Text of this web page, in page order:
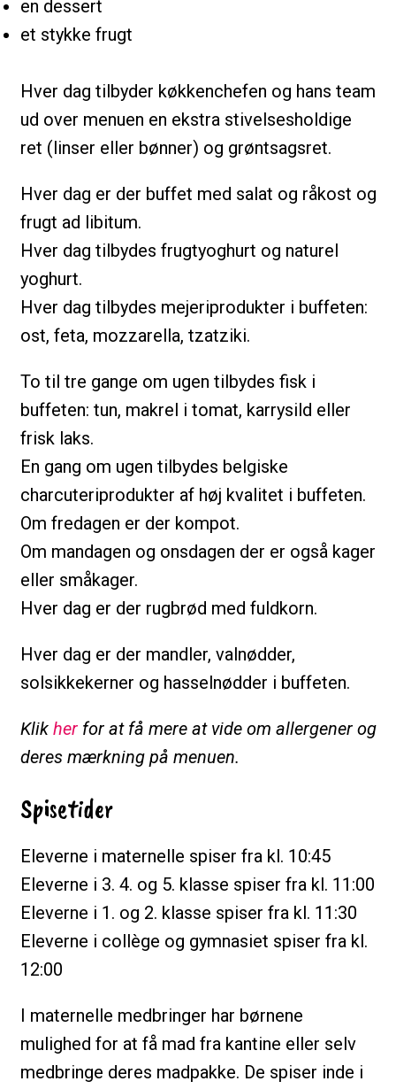
en dessert
et stykke frugt
Hver dag tilbyder køkkenchefen og hans team
ud over menuen en ekstra stivelsesholdige
ret (linser eller bønner) og grøntsagsret.
Hver dag er der buffet med salat og råkost og
frugt ad libitum.
Hver dag tilbydes frugtyoghurt og naturel
yoghurt.
Hver dag tilbydes mejeriprodukter i buffeten:
ost, feta, mozzarella, tzatziki.
To til tre gange om ugen tilbydes fisk i
buffeten: tun, makrel i tomat, karrysild eller
frisk laks.
En gang om ugen tilbydes belgiske
charcuteriprodukter af høj kvalitet i buffeten.
Om fredagen er der kompot.
Om mandagen og onsdagen der er også kager
eller småkager.
Hver dag er der rugbrød med fuldkorn.
Hver dag er der mandler, valnødder,
solsikkekerner og hasselnødder i buffeten.
Klik herfor at få mere at vide om allergener og
deres mærkning på menuen.
Spisetider
Eleverne i maternelle spiser fra kl. 10:45
Eleverne i 3. 4. og 5. klasse spiser fra kl. 11:00
Eleverne i 1. og 2. klasse spiser fra kl. 11:30
Eleverne i collège og gymnasiet spiser fra kl.
12:00
I maternelle medbringer har børnene
mulighed for at få mad fra kantine eller selv
medbringe deres madpakke. De spiser inde i